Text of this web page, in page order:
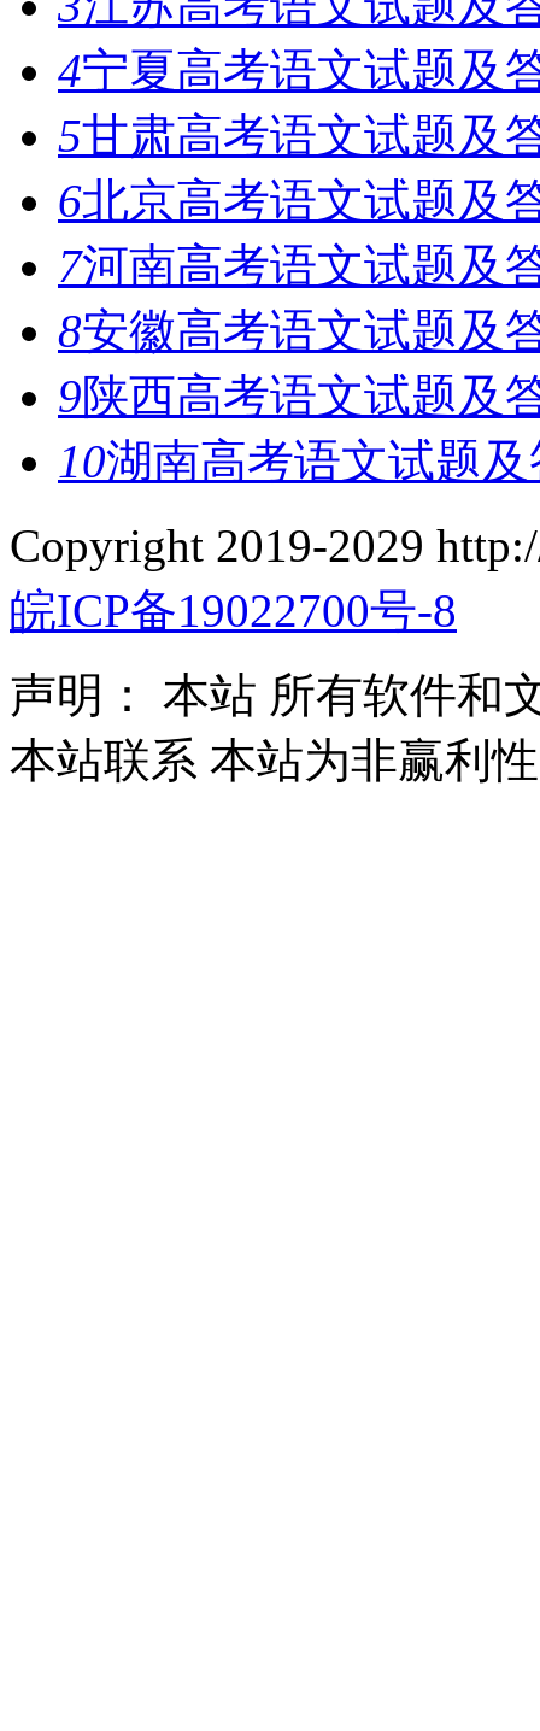
4宁夏高考语文试题及
5甘肃高考语文试题及
6北京高考语文试题及
7河南高考语文试题及
8安徽高考语文试题及
9陕西高考语文试题及
10湖南高考语文试题
Copyright 2019-2029
皖ICP备19022700号-8
声明： 本站 所有软件和
本站联系 本站为非赢利